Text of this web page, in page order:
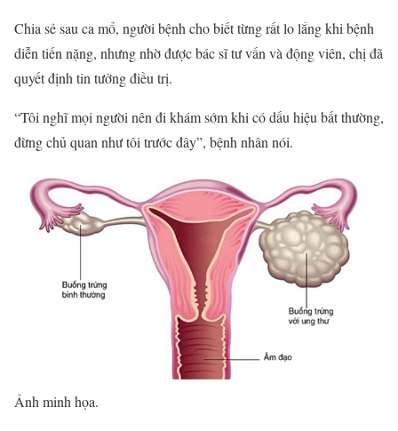
Chia sẻ sau ca mổ, người bệnh cho biết từng rất lo lắng khi bệnh
diễn tiến nặng, nhưng nhờ được bác sĩ tư vấn và động viên, chị đã
quyết định tin tưởng điều trị.
“Tôi nghĩ mọi người nên đi khám sớm khi có dấu hiệu bất thường,
đừng chủ quan như tôi trước đây”, bệnh nhân nói.
Ảnh minh họa.